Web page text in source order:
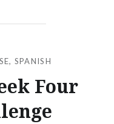
, SPANISH
Four